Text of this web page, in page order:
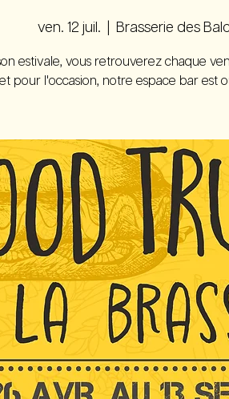
ven. 12 juil. Brasserie des
estivale, vous retrouverez chaque
pour l'occasion, notre espace bar est